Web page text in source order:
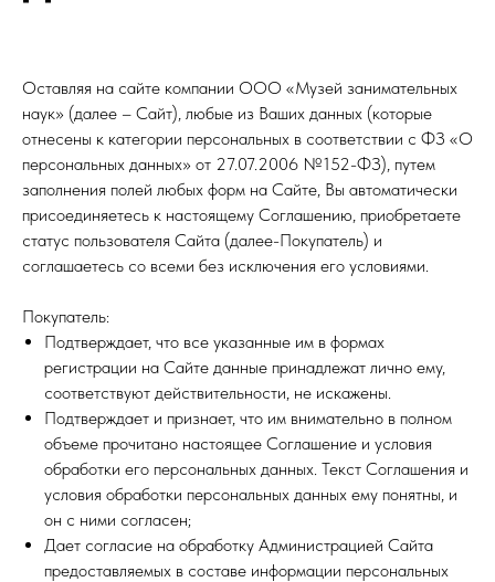
Оставляя на сайте компании ООО «Музей занимательных
наук» (далее – Сайт), любые из Ваших данных (которые
отнесены к категории персональных в соответствии с ФЗ «О
персональных данных» от 27.07.2006 №152-ФЗ), путем
заполнения полей любых форм на Сайте, Вы автоматически
присоединяетесь к настоящему Соглашению, приобретаете
статус пользователя Сайта (далее-Покупатель) и
соглашаетесь со всеми без исключения его условиями.
Покупатель:
Подтверждает, что все указанные им в формах
регистрации на Сайте данные принадлежат лично ему,
соответствуют действительности, не искажены.
Подтверждает и признает, что им внимательно в полном
объеме прочитано настоящее Соглашение и условия
обработки его персональных данных. Текст Соглашения и
условия обработки персональных данных ему понятны, и
он с ними согласен;
Дает согласие на обработку Администрацией Сайта
предоставляемых в составе информации персональных